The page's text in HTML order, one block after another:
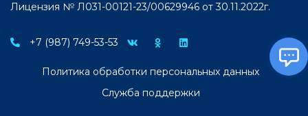
Лицензия № Л031-00121-23/00629946 от 30.11.2022г.
+7 (987) 749-53-53
Политика обработки персональных данных
Служба поддержки